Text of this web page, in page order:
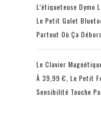
L’étiqueteuse Dymo
Le Petit Galet
Partout Où Ça
Le Clavier
À 39,99 €, Le Petit
Sensibilité Touche